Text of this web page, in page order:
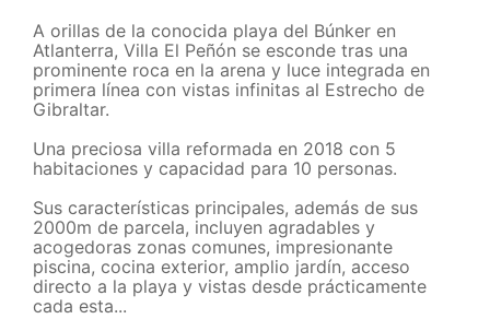
A orillas de la conocida playa del Búnker en
Atlanterra, Villa El Peñón se esconde tras una
prominente roca en la arena y luce integrada en
primera línea con vistas infinitas al Estrecho de
Gibraltar.
Una preciosa villa reformada en 2018 con 5
habitaciones y capacidad para 10 personas.
Sus características principales, además de sus
2000m de parcela, incluyen agradables y
acogedoras zonas comunes, impresionante
piscina, cocina exterior, amplio jardín, acceso
directo a la playa y vistas desde prácticamente
cada esta...